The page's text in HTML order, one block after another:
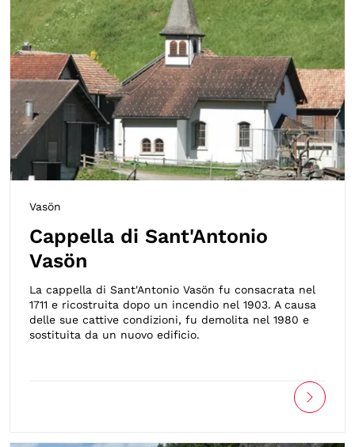
Vasön
Cappella di Sant'Antonio
Vasön
La cappella di Sant'Antonio Vasön fu consacrata nel
1711 e ricostruita dopo un incendio nel 1903. A causa
delle sue cattive condizioni, fu demolita nel 1980 e
sostituita da un nuovo edificio.